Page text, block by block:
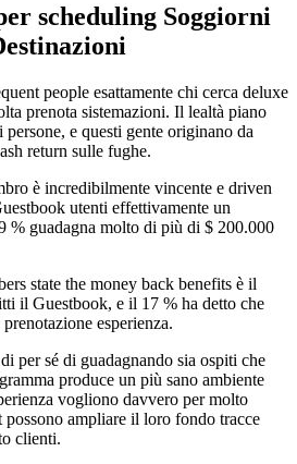
scheduling Soggiorni
people esattamente chi cerca deluxe
prenota sistemazioni. Il lealtà piano
e questi gente originano da
return sulle fughe.
è incredibilmente vincente e driven
utenti effettivamente un
% guadagna molto di più di $ 200.000
state the money back benefits è il
il Guestbook, e il 17 % ha detto che
esperienza.
per sé di guadagnando sia ospiti che
produce un più sano ambiente
vogliono davvero per molto
possono ampliare il loro fondo tracce
clienti.